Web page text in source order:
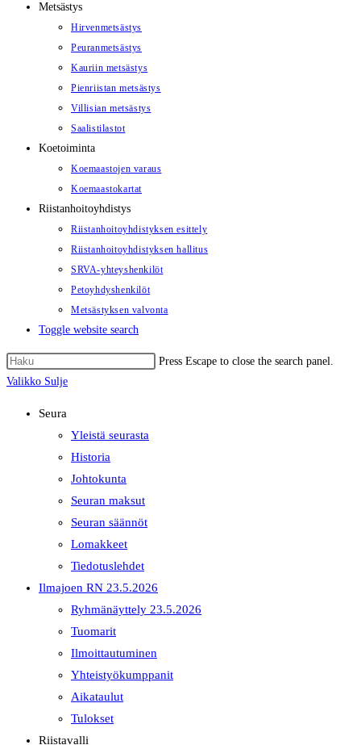
Metsästys
Hirvenmetsästys
Peuranmetsästys
Kauriin metsästys
Pienriistan metsästys
Villisian metsästys
Saalistilastot
Koetoiminta
Koemaastojen varaus
Koemaastokartat
Riistanhoitoyhdistys
Riistanhoitoyhdistyksen esittely
Riistanhoitoyhdistyksen hallitus
SRVA-yhteyshenkilöt
Petoyhdyshenkilöt
Metsästyksen valvonta
Toggle website search
Press Escape to close the search panel.
Valikko Sulje
Seura
Yleistä seurasta
Historia
Johtokunta
Seuran maksut
Seuran säännöt
Lomakkeet
Tiedotuslehdet
Ilmajoen RN 23.5.2026
Ryhmänäyttely 23.5.2026
Tuomarit
Ilmoittautuminen
Yhteistyökumppanit
Aikataulut
Tulokset
Riistavalli